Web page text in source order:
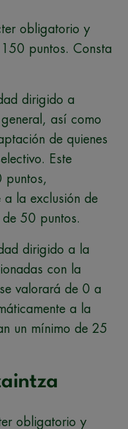
obligatorio y
puntos. Consta
dirigido a
así como
de quienes
Este
puntos,
a la exclusión de
50 puntos.
dirigido a la
con la
valorará de 0 a
a la
un mínimo de 25
obligatorio y